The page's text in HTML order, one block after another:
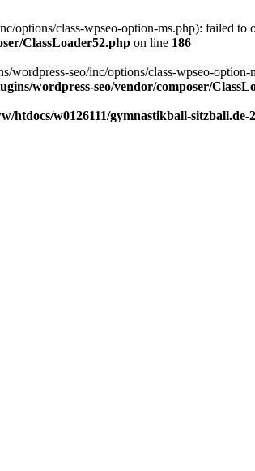
options/class-wpseo-option-ms.php): failed to
ClassLoader52.php on line 186
seo/inc/options/class-wpseo-
wordpress-seo/vendor/composer/
htdocs/w0126111/gymnastikball-